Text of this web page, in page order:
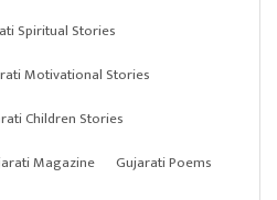
Spiritual Stories
Motivational Stories
Children Stories
Magazine
Gujarati Poems